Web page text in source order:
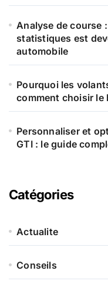
Analyse de course
statistiques est
automobile
Pourquoi les
comment choisir le
Personnaliser et
GTI : le guide
Catégories
Actualite
Conseils